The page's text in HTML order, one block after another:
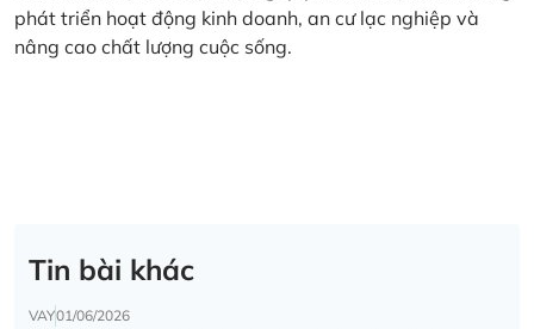
phát triển hoạt động kinh doanh, an cư lạc nghiệp và
nâng cao chất lượng cuộc sống.
Tin bài khác
VAY01/06/2026